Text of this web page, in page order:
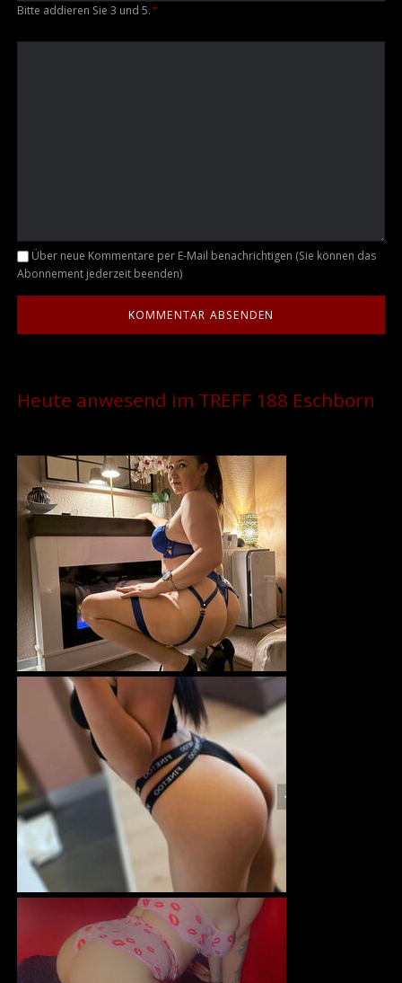
Bitte addieren Sie 3 und 5.*
Kommentar
Über neue Kommentare per E-Mail benachrichtigen (Sie können das
Abonnement jederzeit beenden)
Heute anwesend im TREFF 188 Eschborn